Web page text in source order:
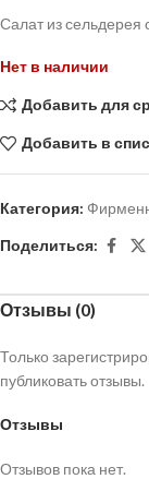
Салат из сельдерея
Нет в наличии
Добавить для
Добавить в
Категория:
Поделиться:
Отзывы (0)
Отзывы
Отзывов пока нет.
Только
публиковать отзывы.